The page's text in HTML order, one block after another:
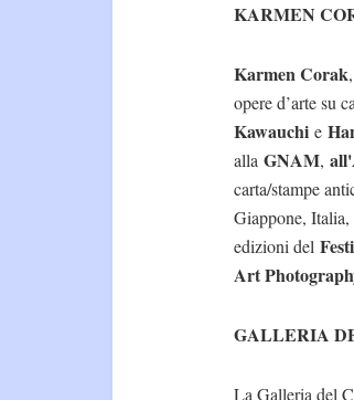
KARMEN
Karmen Corak
opere d’arte su
Kawauchi e
alla GNAM,
carta/stampe
Giappone, Italia,
edizioni del
Art
GALLERIA
La Galleria del